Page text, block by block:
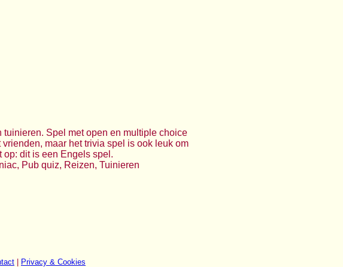
Spel met open en multiple choice
maar het trivia spel is ook leuk om
op: dit is een Engels spel.
Pub quiz, Reizen, Tuinieren
Privacy & Cookies